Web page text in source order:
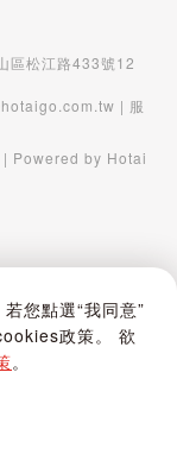
您點選“我同意”
政策。 欲
。
區松江路433號12
| 服
Powered by Hotai